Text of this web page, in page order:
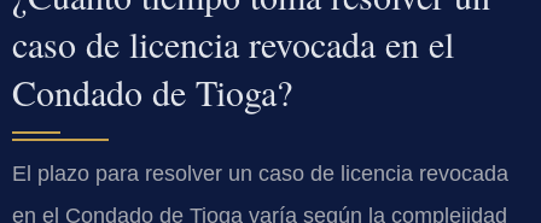
caso de licencia revocada en el
Condado de Tioga?
El plazo para resolver un caso de licencia revocada
en el Condado de Tioga varía según la complejidad